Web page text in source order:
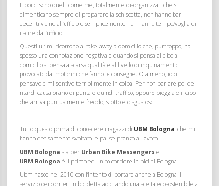
E poi ci sono quelli come me, totalmente disorganizzati che si
dimenticano sempre di preparare la schiscetta, non hanno bar
decenti vicino all’ufficio o semplicemente non hanno tempo/voglia di
uscire dall’ufficio.
Questi ultimi ricorrono al take-away a domicilio che, purtroppo, ha
spesso una connotazione negativa e quando si pensa al cibo a
domicilio si pensa a scarsa qualità e al livello di inquinamento
provocato dai motorini che fanno le consegne. O almeno, io ci
pensavo e mi sentivo terribilmente in colpa. Per non parlare poi dei
ritardi causa orario di punta e quindi traffico, oppure pioggia e il cibo
che arriva puntualmente freddo, scotto e disgustoso.
Tutto questo prima di conoscere i ragazzi di UBM Bologna, che mi
hanno decisamente svoltato le pause pranzo al lavoro.
UBM Bologna sta per Urban Bike Messengers e
UBM Bologna è il primo ed unico corriere in bici di Bologna.
Ubm nasce nel 2010 con l’intento di portare anche a Bologna il
servizio dei corrieri in bicicletta adottando una scelta ecosostenibile a